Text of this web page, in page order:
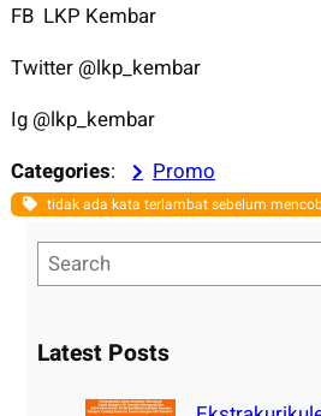
FB LKP Kembar
Twitter @lkp_kembar
Ig @lkp_kembar
Categories: Promo
tidak ada kata terlambat sebelum
e
rLatest Posts